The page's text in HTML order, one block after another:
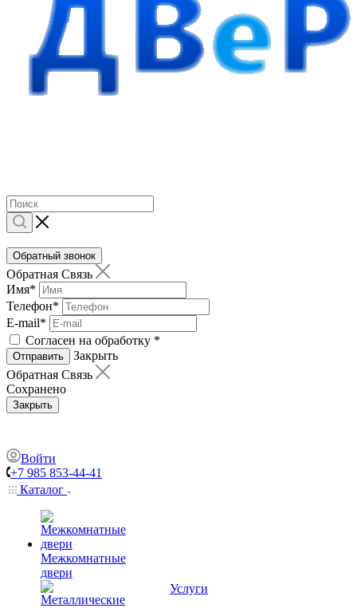
Обратный звонок
Обратная Связь
Имя*
Телефон*
E-mail*
Согласен на обработку *
Отправить
Закрыть
Обратная Связь
Сохранено
Закрыть
Войти
+7 985 853-44-41
Каталог
Межкомнатные
двери
Услуги